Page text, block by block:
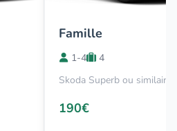
Famille
1-4
4
Skoda Superb ou similaire
190€